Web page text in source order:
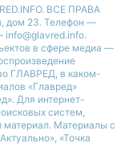
ВСЕ ПРАВА
дом 23. Телефон —
info@glavred.info.
в сфере медиа —
ГЛАВРЕД, в каком-
«Главред»
Для интернет-
систем,
материал. Материалы с
«Точка